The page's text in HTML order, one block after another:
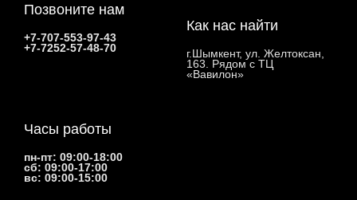
Позвоните нам
+7-707-553-97-43
+7-7252-57-48-70
Как нас найти
г.Шымкент, ул. Желтоксан,
163. Рядом с ТЦ
«Вавилон»
Часы работы
пн-пт: 09:00-18:00
сб: 09:00-17:00
вс: 09:00-15:00